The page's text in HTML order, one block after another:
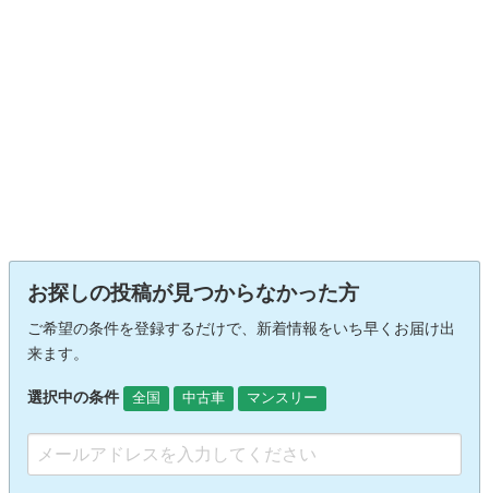
お探しの投稿が見つからなかった方
ご希望の条件を登録するだけで、新着情報をいち早くお届け出
来ます。
選択中の条件 全国 中古車 マンスリー